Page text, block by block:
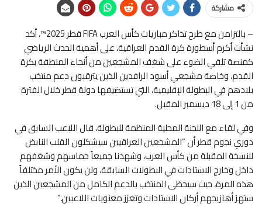
مشاركة
– بالتزامن مع طرح تذاكر مباريات كأس العرب FIFA قطر 2025™، أكد
نشأت أكرم أسطورة كرة القدم العراقية، على أهمية الحدث الرياضي
كمنصة تلقي الضوء على شغف المشجعين من أنحاء المنطقة بكرة
القدم، وخاصة مشجعي أسود الرافدين الذين يترقبون دعم منتخب
بلادهم في البطولة الإقليمية، التي تستضيفها دولة قطر خلال الفترة
من 1 إلى 18 ديسمبر المقبل.
وفي لقاء مع اللجنة المحلية المنظمة للبطولة، قال اللاعب السابق في
دوري نجوم قطر أن “المشجعين العراقيين سيشكلون القلب النابض
للنسخة المقبلة من كأس العرب، وشهدنا جميعاً حماسهم وشغفهم
داخل وخارج الاستادات في البطولات السابقة، ولن يكون الأمر مختلفاً
هذه المرة، حيث سيحظى المنتخب بالدعم الكامل من المشجعين الذين
ستهز أهازيجهم أركان الاستادات وتعزز معنويات اللاعبين.”